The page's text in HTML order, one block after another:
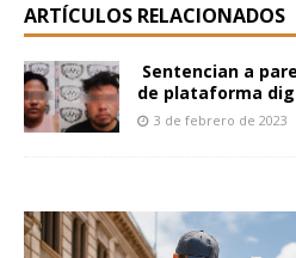
ARTÍCULOS RELACIONADOS
Sentencian a
de plataforma
3 de febrero de 2023